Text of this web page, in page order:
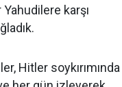
karşı
Hitler soykırımında